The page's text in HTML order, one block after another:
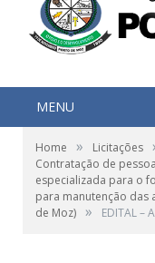
MENU
Home » Licitações
Contratação de
especializada para o
para manutenção das
de Moz) » EDITAL –